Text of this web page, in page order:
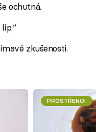
ochutná.
zkušenosti.
PROSTŘENO!